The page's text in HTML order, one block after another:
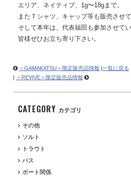
CATEGORY カテゴリ
その他
ソルト
トラウト
バス
ボート関係
エリア、ネイティブ、1g〜18gまで。
またＴシャツ、キャップ等も販売させ
そして本年は、代表福田も参加させてい
皆様ぜひお立ち寄り下さい。
＜GAMAKATSU＞限定販売品情報 |一覧に戻る
| ＜REVIVE＞限定販売品情報